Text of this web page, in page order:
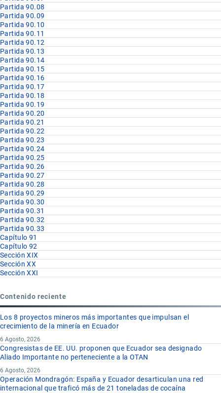
Partida 90.08
Partida 90.09
Partida 90.10
Partida 90.11
Partida 90.12
Partida 90.13
Partida 90.14
Partida 90.15
Partida 90.16
Partida 90.17
Partida 90.18
Partida 90.19
Partida 90.20
Partida 90.21
Partida 90.22
Partida 90.23
Partida 90.24
Partida 90.25
Partida 90.26
Partida 90.27
Partida 90.28
Partida 90.29
Partida 90.30
Partida 90.31
Partida 90.32
Partida 90.33
Capítulo 91
Capítulo 92
Sección XIX
Sección XX
Sección XXI
Contenido reciente
Los 8 proyectos mineros más importantes que impulsan el
crecimiento de la minería en Ecuador
6 Agosto, 2026
Congresistas de EE. UU. proponen que Ecuador sea designado
Aliado Importante no perteneciente a la OTAN
6 Agosto, 2026
Operación Mondragón: España y Ecuador desarticulan una red
internacional que traficó más de 21 toneladas de cocaína